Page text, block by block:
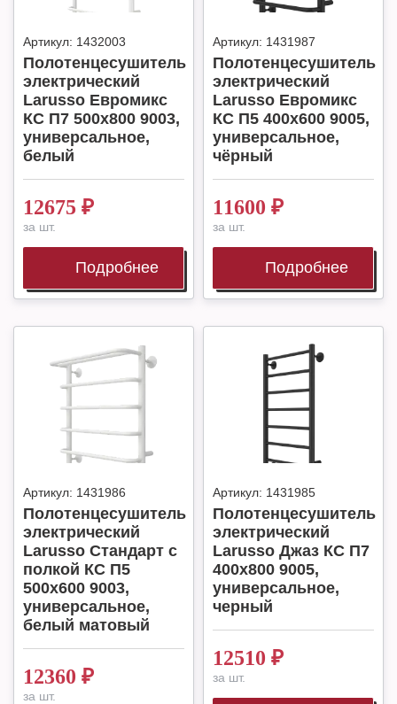
Артикул: 1432003
Полотенцесушитель
электрический
Larusso Евромикс
КС П7 500х800 9003,
универсальное,
белый
12675 ₽
за шт.
Подробнее
Артикул: 1431987
Полотенцесушитель
электрический
Larusso Евромикс
КС П5 400х600 9005,
универсальное,
чёрный
11600 ₽
за шт.
Подробнее
Артикул: 1431986
Полотенцесушитель
электрический
Larusso Стандарт с
полкой КС П5
500х600 9003,
универсальное,
белый матовый
12360 ₽
за шт.
Артикул: 1431985
Полотенцесушитель
электрический
Larusso Джаз КС П7
400х800 9005,
универсальное,
черный
12510 ₽
за шт.